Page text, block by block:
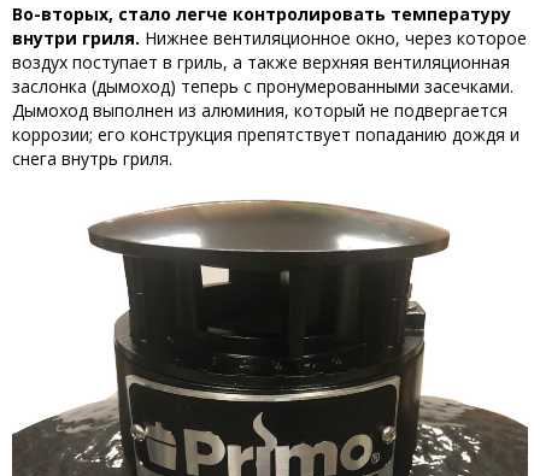
Во-вторых, стало легче контролировать температуру
внутри гриля. Нижнее вентиляционное окно, через которое
воздух поступает в гриль, а также верхняя вентиляционная
заслонка (дымоход) теперь с пронумерованными засечками.
Дымоход выполнен из алюминия, который не подвергается
коррозии; его конструкция препятствует попаданию дождя и
снега внутрь гриля.